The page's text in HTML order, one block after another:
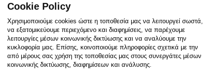
Follow us:
FacebookInstagram
TikTokYoutubePinterestTwitter
Cookie Policy
Χρησιμοποιούμε cookies ώστε η τοποθεσία μας να λειτουργεί σωστά,
να εξατομικεύουμε περιεχόμενο και διαφημίσεις, να παρέχουμε
λειτουργίες μέσων κοινωνικής δικτύωσης και να αναλύουμε την
κυκλοφορία μας. Επίσης, κοινοποιούμε πληροφορίες σχετικά με την
από μέρους σας χρήση της τοποθεσίας μας στους συνεργάτες μέσων
κοινωνικής δικτύωσης, διαφημίσεων και ανάλυσης.